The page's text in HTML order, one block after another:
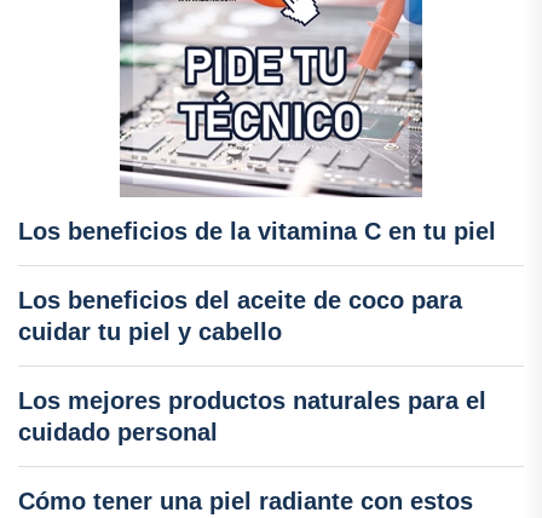
Los beneficios de la vitamina C en tu piel
Los beneficios del aceite de coco para
cuidar tu piel y cabello
Los mejores productos naturales para el
cuidado personal
Cómo tener una piel radiante con estos